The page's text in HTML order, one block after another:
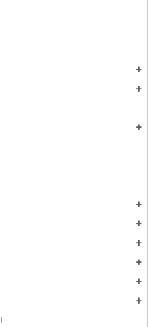
add
add
add
add
add
add
add
add
add